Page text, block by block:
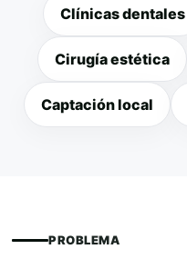
Clínicas dentales
Cirugía estética
Captación local
PROBLEMA